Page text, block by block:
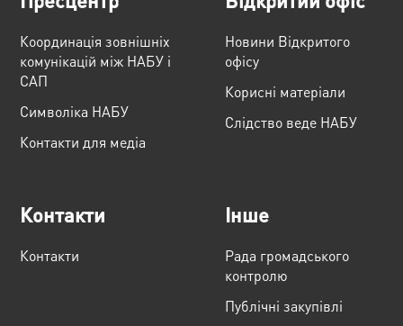
Координація зовнішніх
комунікацій між НАБУ і
САП
Cимволіка НАБУ
Контакти для медіа
Новини Відкритого
офісу
Корисні матеріали
Слідство веде НАБУ
Контакти
Контакти
Інше
Рада громадського
контролю
Публічні закупівлі